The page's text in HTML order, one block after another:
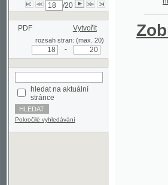
PDF Vytvořit
rozsah stran: (max. 20)
stránce
Pokročilé vyhledávání